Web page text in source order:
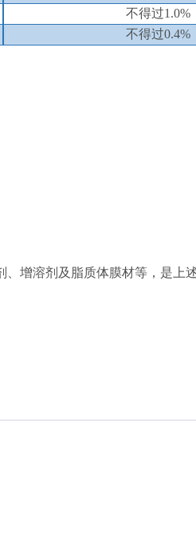
不得过1 .0%
不得过0.4%
增溶剂及脂质体膜材等，是上